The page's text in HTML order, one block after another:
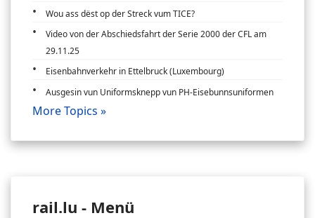
Wou ass dëst op der Streck vum TICE?
Video von der Abschiedsfahrt der Serie 2000 der CFL am
29.11.25
Eisenbahnverkehr in Ettelbruck (Luxembourg)
Ausgesin vun Uniformsknepp vun PH-Eisebunnsuniformen
More Topics »
rail.lu - Menü